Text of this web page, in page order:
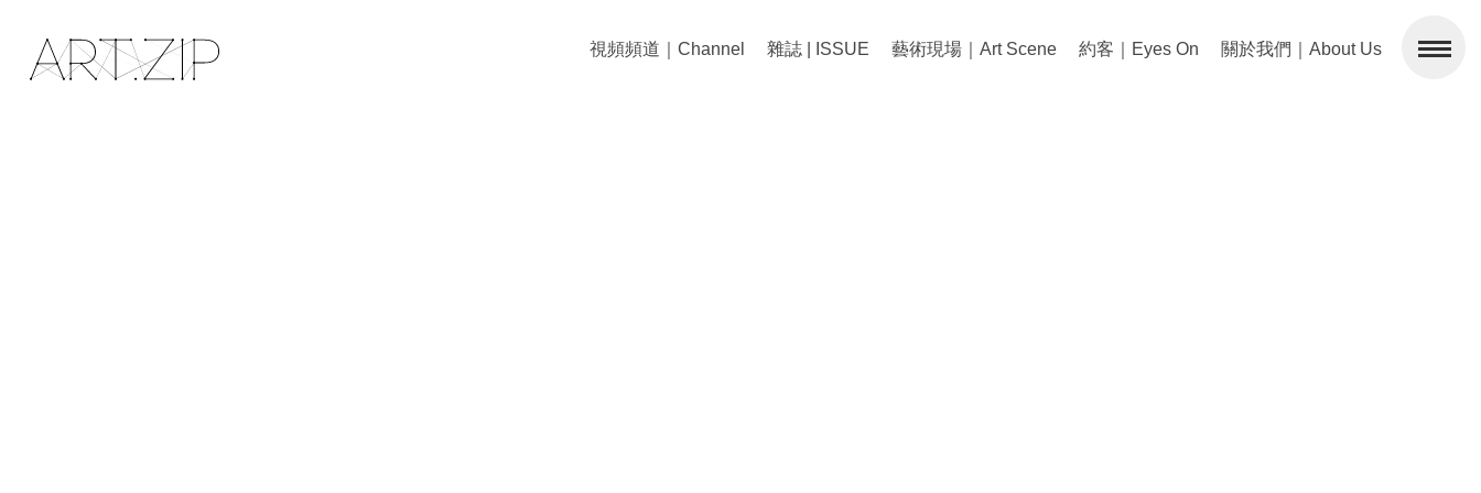
視頻頻道｜Channel 雜誌 | ISSUE 藝術現場｜Art Scene 約客｜Eyes On 關於我們｜About Us